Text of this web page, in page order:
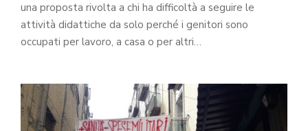
una proposta rivolta a chi ha difficoltà a seguire le
attività didattiche da solo perché i genitori sono
occupati per lavoro, a casa o per altri…